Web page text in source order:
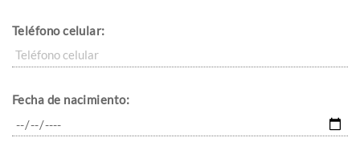
Teléfono celular:
Fecha de nacimiento: